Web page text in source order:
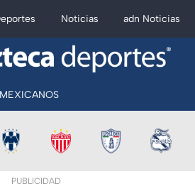
Noticias adn Noticias
MEXICANOS
PUBLICIDAD